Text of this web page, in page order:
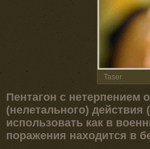
Taser
Пентагон с нетерпением
(нелетального)
использовать как в
поражения находится в